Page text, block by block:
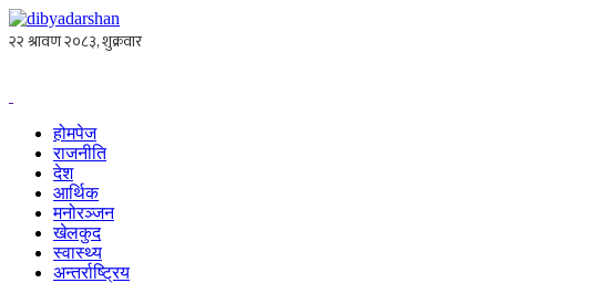
होमपेज
राजनीति
देश
आर्थिक
मनोरञ्जन
खेलकुद
स्वास्थ्य
अन्तर्राष्ट्रिय